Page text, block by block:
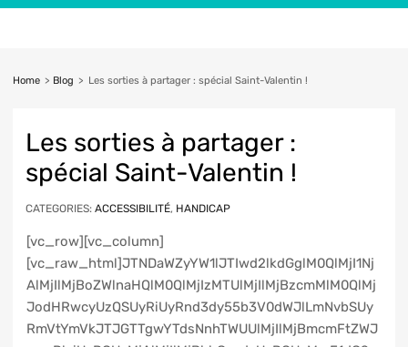
Home > Blog > Les sorties à partager : spécial Saint-Valentin !
Les sorties à partager :
spécial Saint-Valentin !
CATEGORIES: ACCESSIBILITÉ, HANDICAP
[vc_row][vc_column]
[vc_raw_html]JTNDaWZyYW1lJTIwd2lkdGglM0QlMjI1Nj
AlMjIlMjBoZWlnaHQlM0QlMjIzMTUlMjIlMjBzcmMlM0QlMj
JodHRwcyUzQSUyRiUyRnd3dy55b3V0dWJlLmNvbSUy
RmVtYmVkJTJGTTgwYTdsNnhTWUUlMjIlMjBmcmFtZWJ